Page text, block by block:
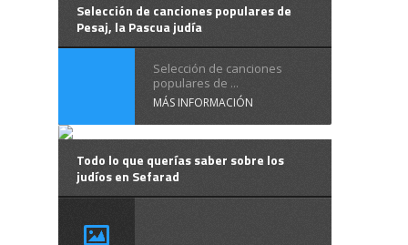
Selección de canciones populares de
Pesaj, la Pascua judía
Selección de canciones
populares de ...
MÁS INFORMACIÓN
Todo lo que querías saber sobre los
judíos en Sefarad